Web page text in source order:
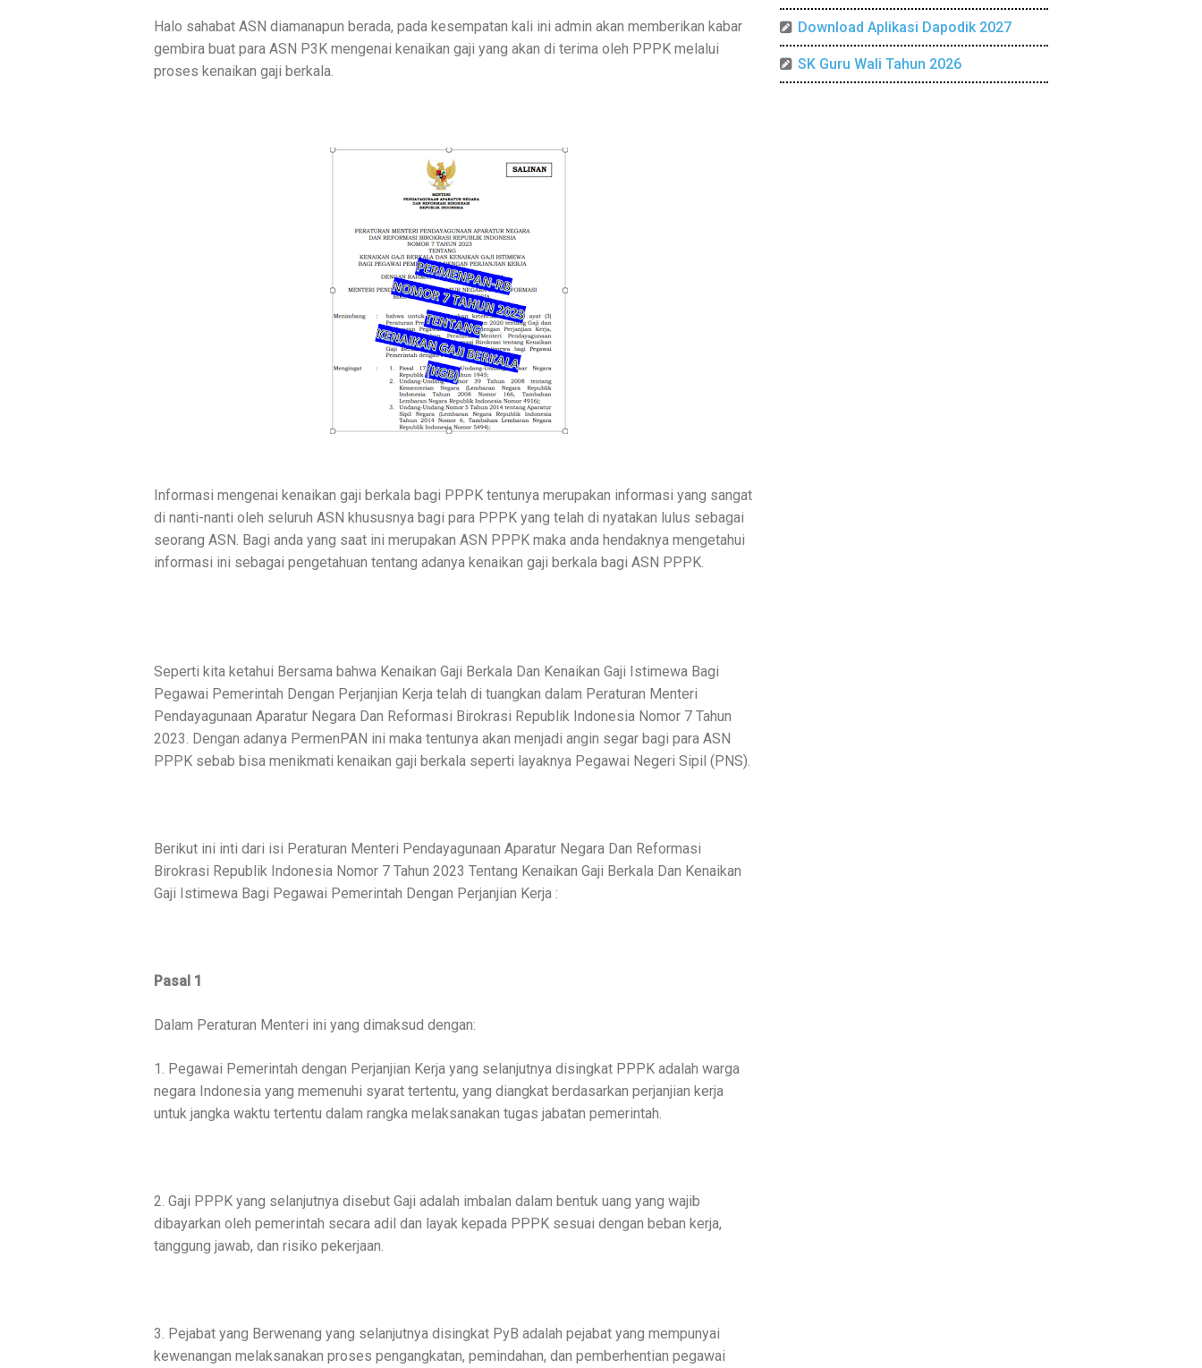
Halo sahabat ASN diamanapun berada, pada kesempatan kali ini admin akan memberikan kabar
gembira buat para ASN P3K mengenai kenaikan gaji yang akan di terima oleh PPPK melalui
proses kenaikan gaji berkala.
Informasi mengenai kenaikan gaji berkala bagi PPPK tentunya merupakan informasi yang sangat
di nanti-nanti oleh seluruh ASN khususnya bagi para PPPK yang telah di nyatakan lulus sebagai
seorang ASN. Bagi anda yang saat ini merupakan ASN PPPK maka anda hendaknya mengetahui
informasi ini sebagai pengetahuan tentang adanya kenaikan gaji berkala bagi ASN PPPK.
Seperti kita ketahui Bersama bahwa Kenaikan Gaji Berkala Dan Kenaikan Gaji Istimewa Bagi
Pegawai Pemerintah Dengan Perjanjian Kerja telah di tuangkan dalam Peraturan Menteri
Pendayagunaan Aparatur Negara Dan Reformasi Birokrasi Republik Indonesia Nomor 7 Tahun
2023. Dengan adanya PermenPAN ini maka tentunya akan menjadi angin segar bagi para ASN
PPPK sebab bisa menikmati kenaikan gaji berkala seperti layaknya Pegawai Negeri Sipil (PNS).
Berikut ini inti dari isi Peraturan Menteri Pendayagunaan Aparatur Negara Dan Reformasi
Birokrasi Republik Indonesia Nomor 7 Tahun 2023 Tentang Kenaikan Gaji Berkala Dan Kenaikan
Gaji Istimewa Bagi Pegawai Pemerintah Dengan Perjanjian Kerja :
Pasal 1
Dalam Peraturan Menteri ini yang dimaksud dengan:
1. Pegawai Pemerintah dengan Perjanjian Kerja yang selanjutnya disingkat PPPK adalah warga
negara Indonesia yang memenuhi syarat tertentu, yang diangkat berdasarkan perjanjian kerja
untuk jangka waktu tertentu dalam rangka melaksanakan tugas jabatan pemerintah.
2. Gaji PPPK yang selanjutnya disebut Gaji adalah imbalan dalam bentuk uang yang wajib
dibayarkan oleh pemerintah secara adil dan layak kepada PPPK sesuai dengan beban kerja,
tanggung jawab, dan risiko pekerjaan.
3. Pejabat yang Berwenang yang selanjutnya disingkat PyB adalah pejabat yang mempunyai
kewenangan melaksanakan proses pengangkatan, pemindahan, dan pemberhentian pegawai
Download Aplikasi Dapodik 2027
SK Guru Wali Tahun 2026